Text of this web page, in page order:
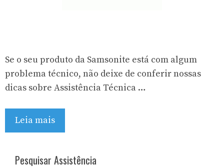
Se o seu produto da Samsonite está com algum
problema técnico, não deixe de conferir nossas
dicas sobre Assistência Técnica …
Leia mais
Pesquisar Assistência